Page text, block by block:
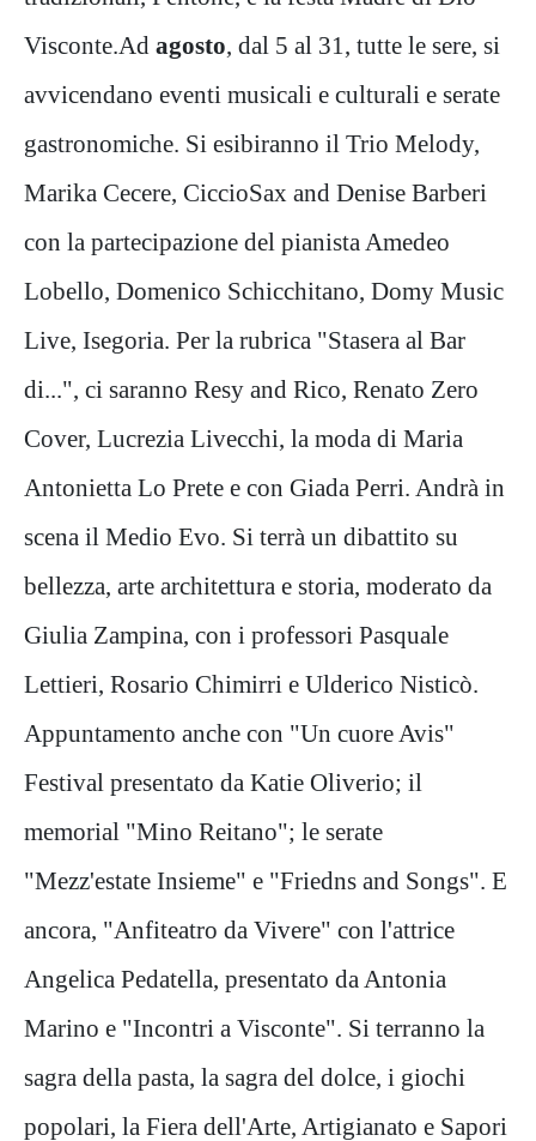
Visconte.Ad agosto, dal 5 al 31, tutte le sere, si
avvicendano eventi musicali e culturali e serate
gastronomiche. Si esibiranno il Trio Melody,
Marika Cecere, CiccioSax and Denise Barberi
con la partecipazione del pianista Amedeo
Lobello, Domenico Schicchitano, Domy Music
Live, Isegoria. Per la rubrica "Stasera al Bar
di...", ci saranno Resy and Rico, Renato Zero
Cover, Lucrezia Livecchi, la moda di Maria
Antonietta Lo Prete e con Giada Perri. Andrà in
scena il Medio Evo. Si terrà un dibattito su
bellezza, arte architettura e storia, moderato da
Giulia Zampina, con i professori Pasquale
Lettieri, Rosario Chimirri e Ulderico Nisticò.
Appuntamento anche con "Un cuore Avis"
Festival presentato da Katie Oliverio; il
memorial "Mino Reitano"; le serate
"Mezz'estate Insieme" e "Friedns and Songs". E
ancora, "Anfiteatro da Vivere" con l'attrice
Angelica Pedatella, presentato da Antonia
Marino e "Incontri a Visconte". Si terranno la
sagra della pasta, la sagra del dolce, i giochi
popolari, la Fiera dell'Arte, Artigianato e Sapori